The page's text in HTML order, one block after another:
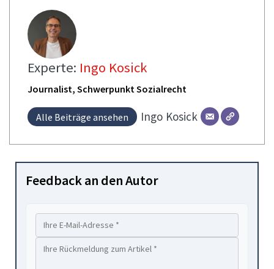
Experte: Ingo Kosick
Journalist, Schwerpunkt Sozialrecht
Alle Beiträge ansehen Ingo Kosick
Feedback an den Autor